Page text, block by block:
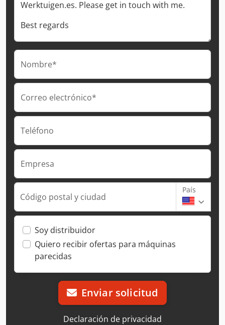
Nombre*
Correo electrónico*
Teléfono
Empresa
Código postal y ciudad
País
Soy distribuidor
Quiero recibir ofertas para máquinas
parecidas
Enviar solicitud
Declaración de privacidad